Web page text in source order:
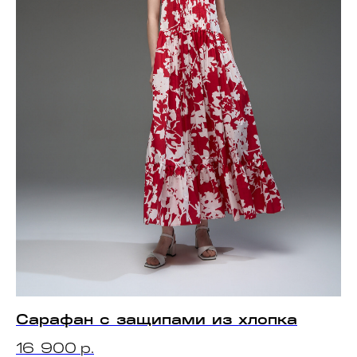
Сарафан с защипами из хлопка
16 900 р.